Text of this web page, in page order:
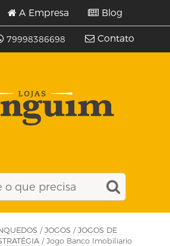
79998386698
A Empresa Blog
Contato
/ JOGOS / JOGOS DE
/ Jogo Banco Imobiliario